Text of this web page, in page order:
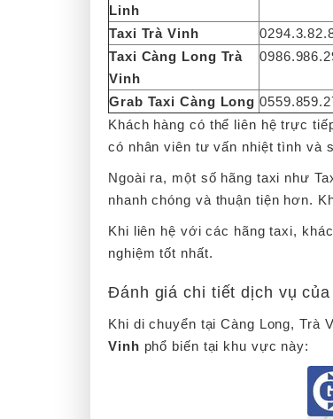
Linh
Taxi Trà Vinh
Taxi Càng Long Trà
Vinh
Grab Taxi Càng Long
Khách hàng có thể liên hệ trực
có nhân viên tư vấn nhiệt tình và
Ngoài ra, một số hãng taxi như
nhanh chóng và thuận tiện hơn.
Khi liên hệ với các hãng taxi,
nghiệm tốt nhất.
Đánh giá chi tiết dịch vụ
Khi di chuyển tại Càng Long,
Vinh phổ biến tại khu vực này: